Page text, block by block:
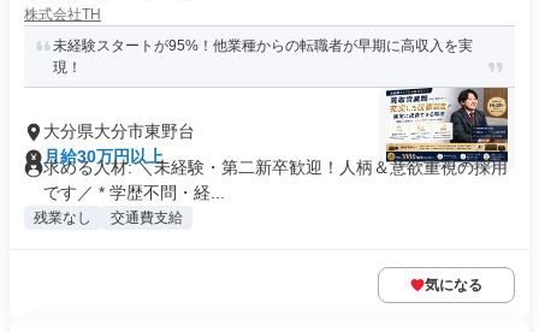
株式会社TH
未経験スタートが95%！他業種からの転職者が早期に高収入を実
現！
大分県大分市東野台
月給30万円以上
求める人材: ＼未経験・第二新卒歓迎！人柄＆意欲重視の採用
です／ * 学歴不問・経...
残業なし 交通費支給
気になる